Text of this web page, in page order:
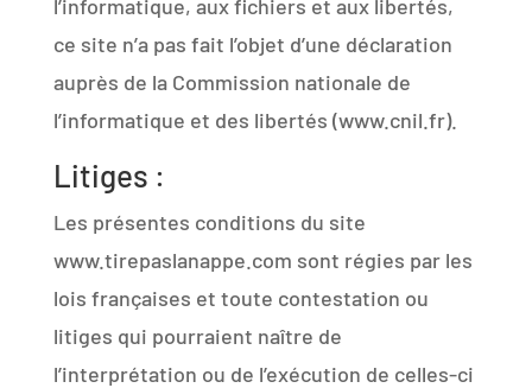
l’informatique, aux fichiers et aux libertés,
ce site n’a pas fait l’objet d’une déclaration
auprès de la Commission nationale de
l’informatique et des libertés (www.cnil.fr).
Litiges :
Les présentes conditions du site
www.tirepaslanappe.com sont régies par les
lois françaises et toute contestation ou
litiges qui pourraient naître de
l’interprétation ou de l’exécution de celles-ci